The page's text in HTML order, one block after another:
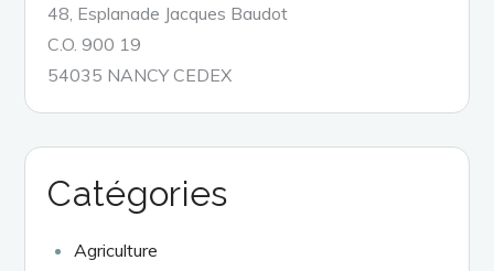
48, Esplanade Jacques Baudot
C.O. 900 19
54035 NANCY CEDEX
Catégories
Agriculture